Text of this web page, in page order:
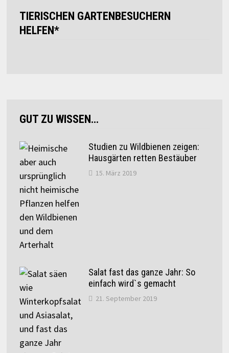
TIERISCHEN GARTENBESUCHERN
HELFEN*
GUT ZU WISSEN…
Studien zu Wildbienen zeigen:
Hausgärten retten Bestäuber
15. März 2019
Salat fast das ganze Jahr: So
einfach wird`s gemacht
21. September 2019